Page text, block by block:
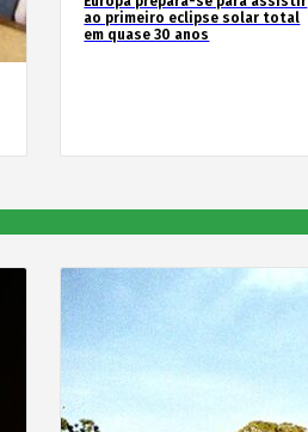
ao primeiro eclipse solar total
em quase 30 anos